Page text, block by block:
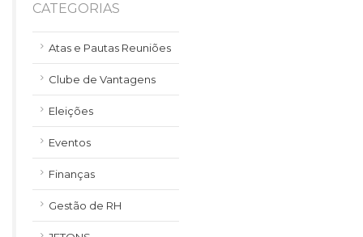
CATEGORIAS
Atas e Pautas Reuniões
Clube de Vantagens
Eleições
Eventos
Finanças
Gestão de RH